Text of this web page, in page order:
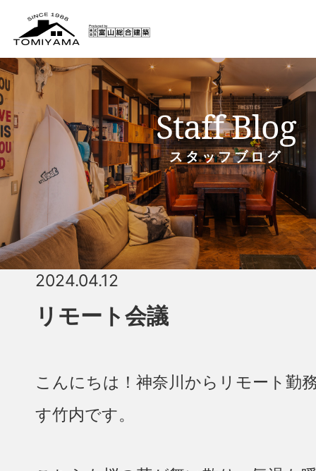
Staff Blog
スタッフブログ
2024.04.12
リモート会議
こんにちは！神奈川からリモート勤
す竹内です。